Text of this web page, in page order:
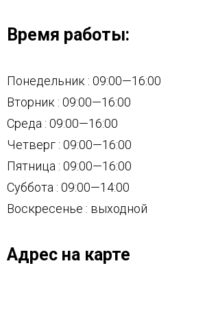
Время работы:
Понедельник : 09:00—16:00
Вторник : 09:00—16:00
Среда : 09:00—16:00
Четверг : 09:00—16:00
Пятница : 09:00—16:00
Суббота : 09:00—14:00
Воскресенье : выходной
Адрес на карте